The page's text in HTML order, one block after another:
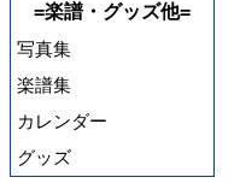
=楽譜・グッズ他=
写真集
楽譜集
カレンダー
グッズ